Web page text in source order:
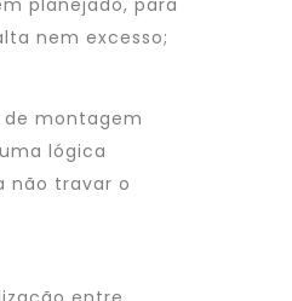
planejado, para
nem excesso;
montagem
lógica
não travar o